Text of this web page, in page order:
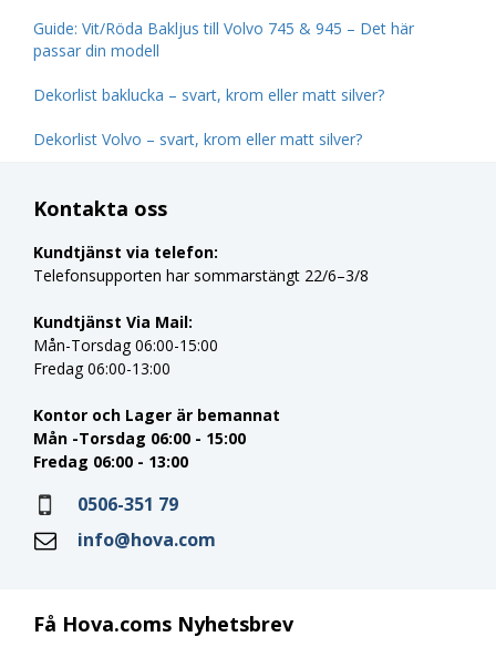
Guide: Vit/Röda Bakljus till Volvo 745 & 945 – Det här
passar din modell
Dekorlist baklucka – svart, krom eller matt silver?
Dekorlist Volvo – svart, krom eller matt silver?
Få Hova.coms Nyhetsbrev
Kontakta oss
Kundtjänst via telefon:
Telefonsupporten har sommarstängt 22/6–3/8
Kundtjänst Via Mail:
Mån-Torsdag 06:00-15:00
Fredag 06:00-13:00
Kontor och Lager är bemannat
Mån -Torsdag 06:00 - 15:00
Fredag 06:00 - 13:00
0506-351 79
info@hova.com